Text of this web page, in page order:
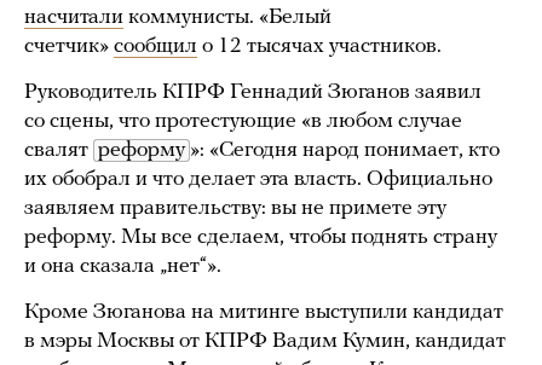
насчитали коммунисты. «Белый
счетчик» сообщил о 12 тысячах участников.
Руководитель КПРФ Геннадий Зюганов заявил
со сцены, что протестующие «в любом случае
свалят реформу »: «Сегодня народ понимает, кто
их обобрал и что делает эта власть. Официально
заявляем правительству: вы не примете эту
реформу. Мы все сделаем, чтобы поднять страну
и она сказала „нет“».
Кроме Зюганова на митинге выступили кандидат
в мэры Москвы от КПРФ Вадим Кумин, кандидат